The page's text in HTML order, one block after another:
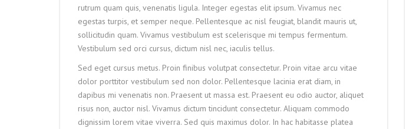
rutrum quam quis, venenatis ligula. Integer egestas elit ipsum. Vivamus nec
egestas turpis, et semper neque. Pellentesque ac nisl feugiat, blandit mauris ut,
sollicitudin quam. Vivamus vestibulum est scelerisque mi tempus fermentum.
Vestibulum sed orci cursus, dictum nisl nec, iaculis tellus.
Sed eget cursus metus. Proin finibus volutpat consectetur. Proin vitae arcu vitae
dolor porttitor vestibulum sed non dolor. Pellentesque lacinia erat diam, in
dapibus mi venenatis non. Praesent ut massa est. Praesent eu odio auctor, aliquet
risus non, auctor nisl. Vivamus dictum tincidunt consectetur. Aliquam commodo
dignissim lorem vitae viverra. Sed quis maximus dolor. In hac habitasse platea